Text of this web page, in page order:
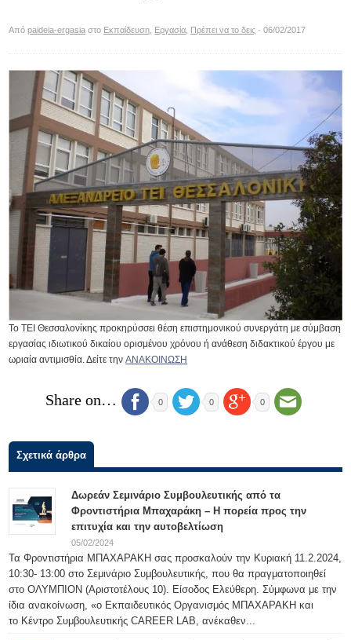
Απόpaideia-ergasia στο Εκπαίδευση Εργασία Πρέπει να το δεις · 06/02/2017
Το ΤΕΙ Θεσσαλονίκης προκηρύσσει θέση επιστημονικού συνεργάτη με σύμβαση
εργασίας ιδιωτικού δικαίου ορισμένου χρόνου ή ανάθεση διδακτικού έργου με
ωριαία αντιμισθία. Δείτε τηνΑΝΑΚΟΙΝΩΣΗ
Share on… 0 0 0
Σχετικά άρθρα
Δωρεάν Σεμινάριο Συμβουλευτικής από τα
Φροντιστήρια Μπαχαράκη – Η πορεία προς την
επιτυχία και την αυτοβελτίωση
05/02/2024
Τα Φροντιστήρια ΜΠΑΧΑΡΑΚΗ σας προσκαλούν την Κυριακή 11.2.2024,
10:30- 13:00 στο Σεμινάριο Συμβουλευτικής, που θα πραγματοποιηθεί
στο ΟΛΥΜΠΙΟΝ (Αριστοτέλους 10). Είσοδος Ελεύθερη. Σύμφωνα με την
ίδια ανακοίνωση, «ο Εκπαιδευτικός Οργανισμός ΜΠΑΧΑΡΑΚΗ και
το Κέντρο Συμβουλευτικής CAREER LAB, ανέκαθεν...